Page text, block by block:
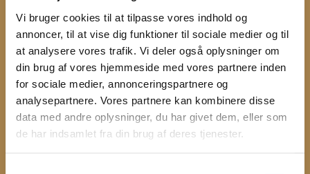
Vi bruger cookies til at tilpasse vores indhold og
annoncer, til at vise dig funktioner til sociale medier og til
at analysere vores trafik. Vi deler også oplysninger om
din brug af vores hjemmeside med vores partnere inden
for sociale medier, annonceringspartnere og
analysepartnere. Vores partnere kan kombinere disse
data med andre oplysninger, du har givet dem, eller som
de har indsamlet fra din brug af deres tjenester.
I madpakkehaven må I spise medbragt mad hele
året. Havestuen er åben fra maj til oktober.